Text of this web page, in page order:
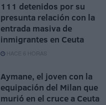
111 detenidos por su
presunta relación con la
entrada masiva de
inmigrantes en Ceuta
HACE 6 HORAS
Aymane, el joven con la
equipación del Milan que
murió en el cruce a Ceuta